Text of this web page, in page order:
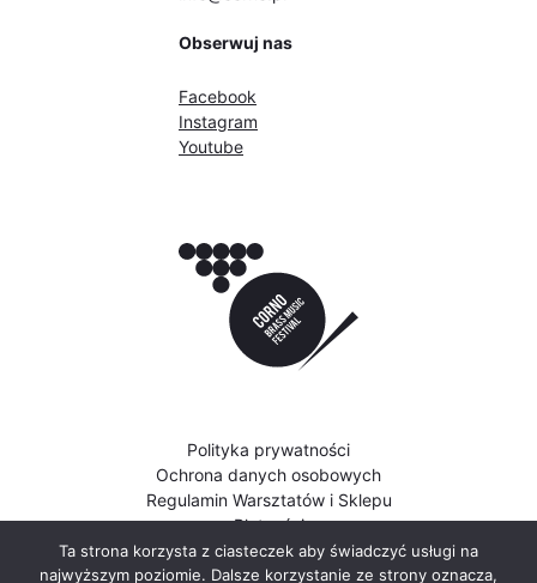
Obserwuj nas
Facebook
Instagram
Youtube
Polityka prywatności
Ochrona danych osobowych
Regulamin Warsztatów i Sklepu
Płatności
Ta strona korzysta z ciasteczek aby świadczyć usługi na
najwyższym poziomie. Dalsze korzystanie ze strony oznacza,